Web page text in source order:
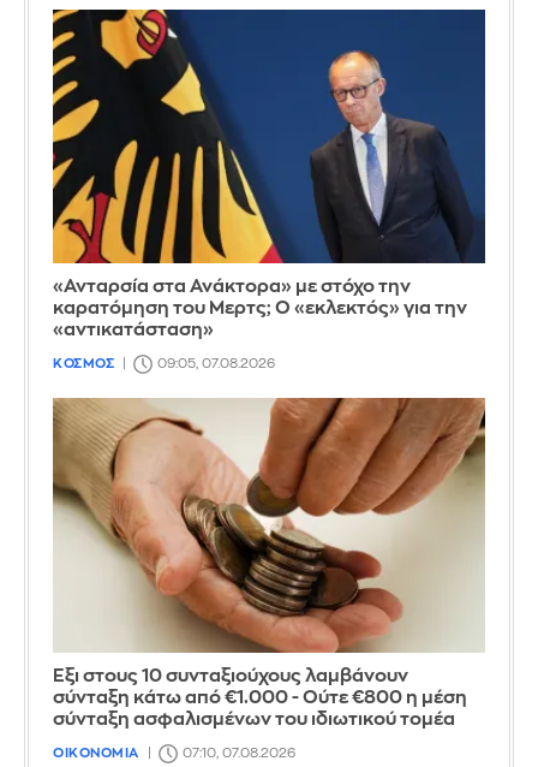
«Ανταρσία στα Ανάκτορα» με στόχο την
καρατόμηση του Μερτς; Ο «εκλεκτός» για την
«αντικατάσταση»
ΚΟΣΜΟΣ 09:05, 07.08.2026
Έξι στους 10 συνταξιούχους λαμβάνουν
σύνταξη κάτω από €1.000 - Ούτε €800 η μέση
σύνταξη ασφαλισμένων του ιδιωτικού τομέα
ΟΙΚΟΝΟΜΙΑ 07:10, 07.08.2026